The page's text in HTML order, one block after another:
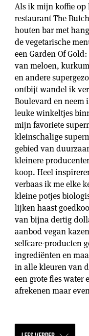
Als ik mijn koffie op
restaurant The
houten bar met
de vegetarische
een Garden Of
van meloen,
en andere
ontbijt wandel ik
Boulevard en
leuke winkeltjes
mijn favoriete
kleinschalige
gebied van
kleinere
koop. Heel
verbaas ik me elke
kleine potjes
lijken haast
van bijna dertig
aanbod vegan
selfcare-producten
ingrediënten en
in alle kleuren van
een grote fles water
afrekenen maar